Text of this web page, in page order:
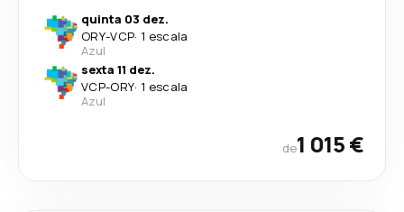
quinta 03 dez.
ORY-VCP· 1 escala
Azul
sexta 11 dez.
VCP-ORY· 1 escala
Azul
de1 015 €